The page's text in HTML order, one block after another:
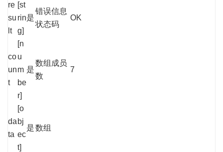
re
su
lt
[st
rin
g]
是
错误信息
状态码
OK
co
un
t
[n
u
m
be
r]
是
数组成员
数
7
da
ta
[o
bj
ec
t]
是数组